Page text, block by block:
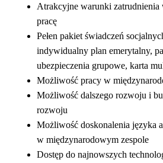
Atrakcyjne warunki zatrudnienia
pracę
Pełen pakiet świadczeń
indywidualny plan emerytalny,
ubezpieczenia grupowe, karta
Możliwość pracy w
Możliwość dalszego rozwoju i
rozwoju
Możliwość doskonalenia języka
w międzynarodowym zespole
Dostęp do najnowszych